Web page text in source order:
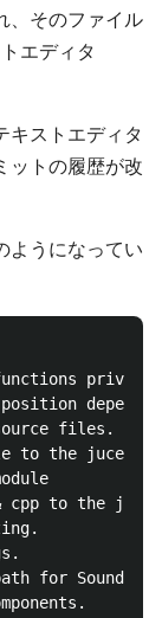
、そのファイル
エディタ
キストエディタ
ットの履歴が改
ようになってい
private.
files.
file to the jucer
& cpp to the
for